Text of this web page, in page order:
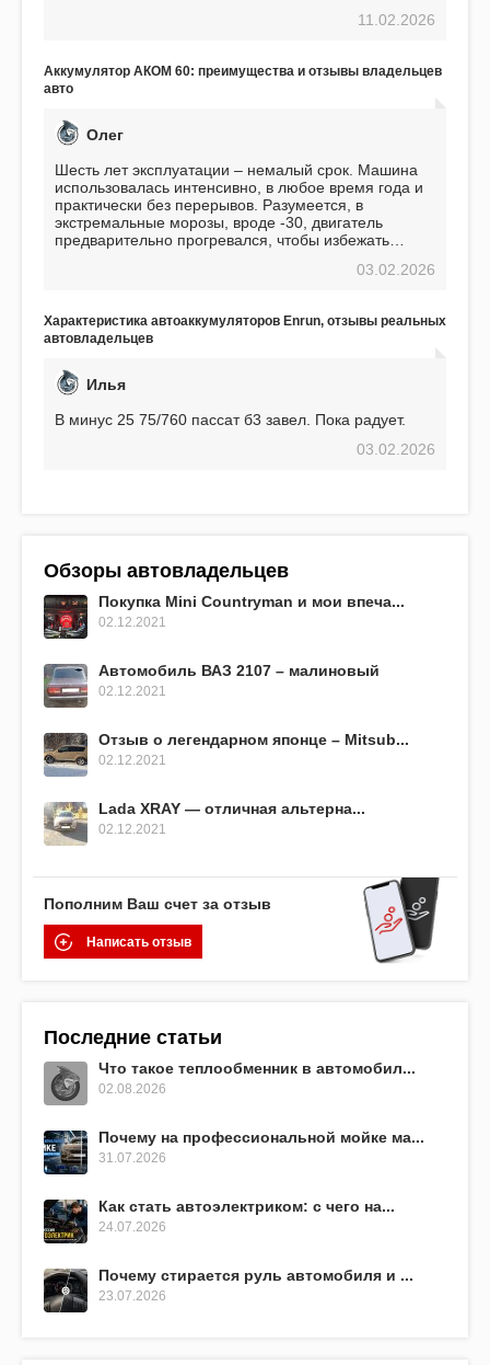
пожалел. Считаю, что это отличное вложение,11.02.2026
Аккумулятор АКОМ 60: преимущества и отзывы владельцев
авто
Олег
Шесть лет эксплуатации – немалый срок. Машина
использовалась интенсивно, в любое время года и
практически без перерывов. Разумеется, в
экстремальные морозы, вроде -30, двигатель
предварительно прогревался, чтобы избежать
использования не было ни единой поломки,
EFB 75. Судя по характеристикам, он даже
превосходит предыдущую модель.
03.02.2026
Характеристика автоаккумуляторов Enrun, отзывы реальных
автовладельцев
Илья
В минус 25 75/760 пассат б3 завел. Пока радует.
03.02.2026
Обзоры автовладельцев
Покупка Mini Countryman и мои впеча...
02.12.2021
Автомобиль ВАЗ 2107 – малиновый
02.12.2021
Отзыв о легендарном японце – Mitsub...
02.12.2021
Lada XRAY — отличная альтерна...
02.12.2021
Пополним Ваш счет за отзыв
Написать отзыв
Последние статьи
Что такое теплообменник в автомобил...
02.08.2026
Почему на профессиональной мойке ма...
31.07.2026
Как стать автоэлектриком: с чего на...
24.07.2026
Почему стирается руль автомобиля и ...
23.07.2026